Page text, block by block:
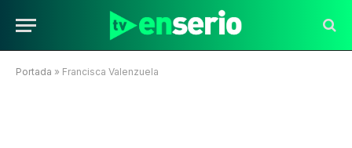
Portada » Francisca Valenzuela